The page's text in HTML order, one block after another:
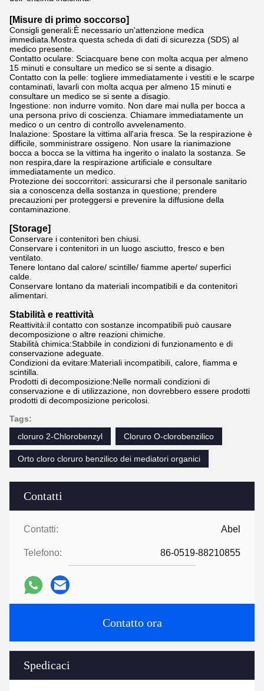
Contatti
Contatti: Abel
Telefono: 86-0519-88210855
Contatto ora
Spedicaci
[Misure di primo soccorso]
Consigli generali:È necessario un'attenzione medica
immediata.Mostra questa scheda di dati di sicurezza (SDS) al
medico presente.
Contatto oculare: Sciacquare bene con molta acqua per almeno
15 minuti e consultare un medico se si sente a disagio.
Contatto con la pelle: togliere immediatamente i vestiti e le scarpe
contaminati, lavarli con molta acqua per almeno 15 minuti e
consultare un medico se si sente a disagio.
Ingestione: non indurre vomito. Non dare mai nulla per bocca a
una persona privo di coscienza. Chiamare immediatamente un
medico o un centro di controllo avvelenamento.
Inalazione: Spostare la vittima all'aria fresca. Se la respirazione è
difficile, somministrare ossigeno. Non usare la rianimazione
bocca a bocca se la vittima ha ingerito o inalato la sostanza. Se
non respira,dare la respirazione artificiale e consultare
immediatamente un medico.
Protezione dei soccorritori: assicurarsi che il personale sanitario
sia a conoscenza della sostanza in questione; prendere
precauzioni per proteggersi e prevenire la diffusione della
contaminazione.
[Storage]
Conservare i contenitori ben chiusi.
Conservare i contenitori in un luogo asciutto, fresco e ben
ventilato.
Tenere lontano dal calore/ scintille/ fiamme aperte/ superfici
calde.
Conservare lontano da materiali incompatibili e da contenitori
alimentari.
Stabilità e reattività
Reattività:il contatto con sostanze incompatibili può causare
decomposizione o altre reazioni chimiche.
Stabilità chimica:Stabbile in condizioni di funzionamento e di
conservazione adeguate.
Condizioni da evitare:Materiali incompatibili, calore, fiamma e
scintilla.
Prodotti di decomposizione:Nelle normali condizioni di
conservazione e di utilizzazione, non dovrebbero essere prodotti
prodotti di decomposizione pericolosi.
Tags:
cloruro 2-Chlorobenzyl
Cloruro O-clorobenzilico
Orto cloro cloruro benzilico dei mediatori organici